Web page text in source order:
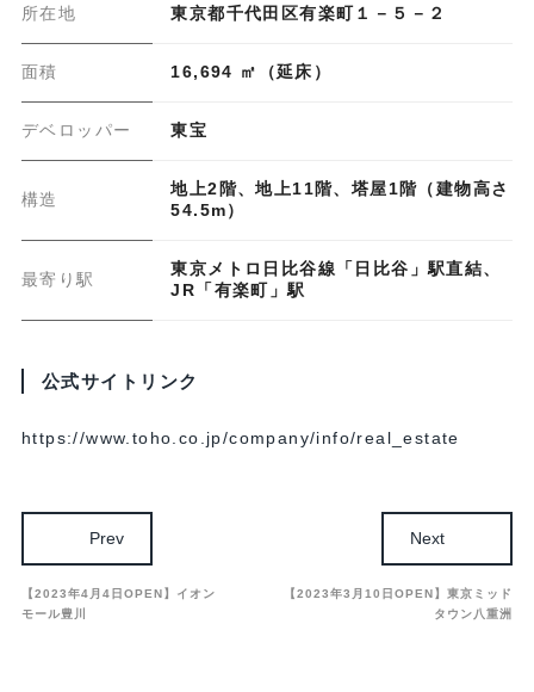
所在地 東京都千代田区有楽町１－５－２
面積 16,694 ㎡（延床）
デベロッパー 東宝
構造
地上2階、地上11階、塔屋1階（建物高さ
54.5m）
最寄り駅
東京メトロ日比谷線「日比谷」駅直結、
JR「有楽町」駅
公式サイトリンク
https://www.toho.co.jp/company/info/real_estate
Prev
【2023年4月4日OPEN】イオン
モール豊川
Next
【2023年3月10日OPEN】東京ミッド
タウン八重洲